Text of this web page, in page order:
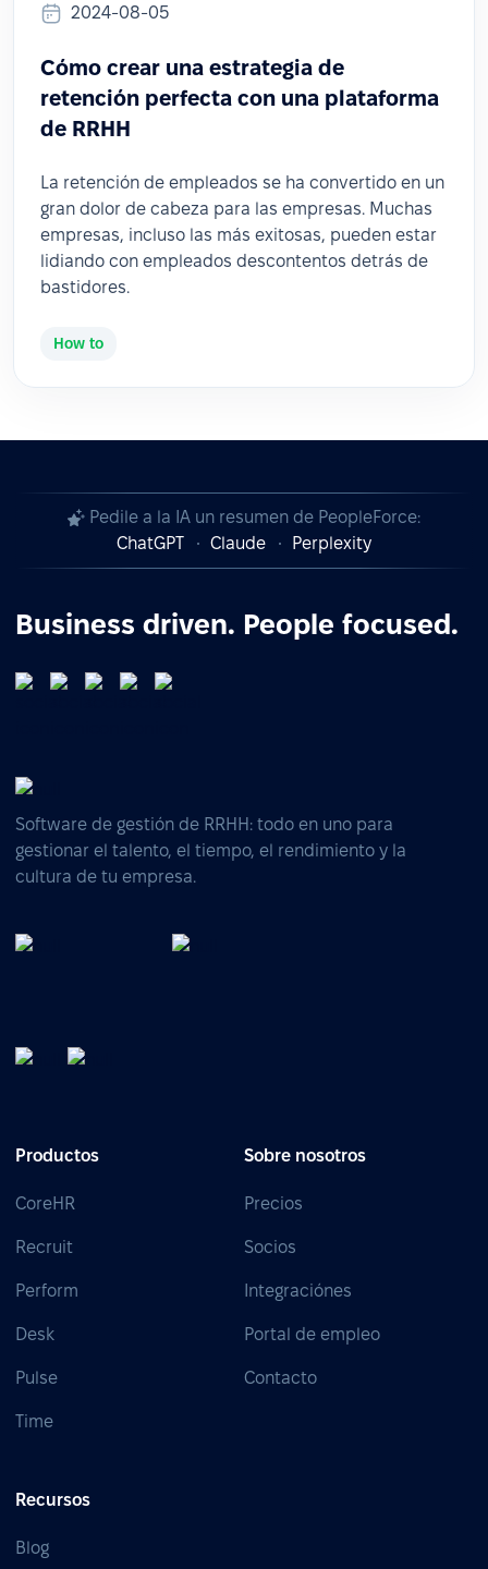
2024-08-05
Cómo crear una estrategia de
retención perfecta con una plataforma
de RRHH
La retención de empleados se ha convertido en un
gran dolor de cabeza para las empresas. Muchas
empresas, incluso las más exitosas, pueden estar
lidiando con empleados descontentos detrás de
bastidores.
How to
Pedile a la IA un resumen de PeopleForce:
ChatGPT
Claude Perplexity
Business driven. People focused.
Software de gestión de RRHH: todo en uno para
gestionar el talento, el tiempo, el rendimiento y la
cultura de tu empresa.
Productos
CoreHR
Recruit
Perform
Desk
Pulse
Time
Sobre nosotros
Precios
Socios
Integraciónes
Portal de empleo
Contacto
Recursos
Blog